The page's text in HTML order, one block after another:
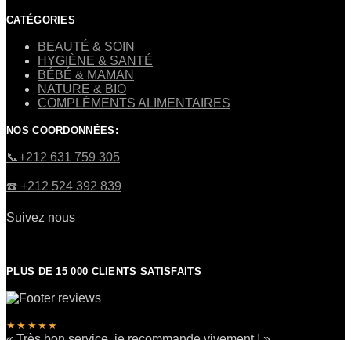
CATÉGORIES
BEAUTÉ & SOIN
HYGIÈNE & SANTÉ
BÉBÉ & MAMAN
NATURE & BIO
COMPLÉMENTS ALIMENTAIRES
NOS COORDONNÉES:
​📞+212 631 759 305
☎️​ +212 524 392 839
Suivez nous
PLUS DE 15 000 CLIENTS SATISFAITS
★★★★★